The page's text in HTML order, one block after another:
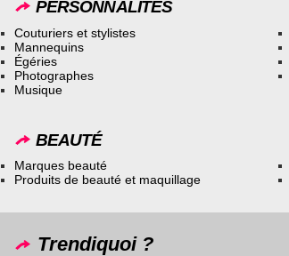
PERSONNALITÉS
Couturiers et stylistes
Mannequins
Égéries
Photographes
Musique
BEAUTÉ
Marques beauté
Produits de beauté et maquillage
Trendiquoi ?